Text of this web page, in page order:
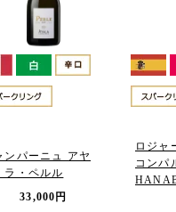
ンパーニュ アヤ
・ペルル
33,000円
ロジャ
コンパ